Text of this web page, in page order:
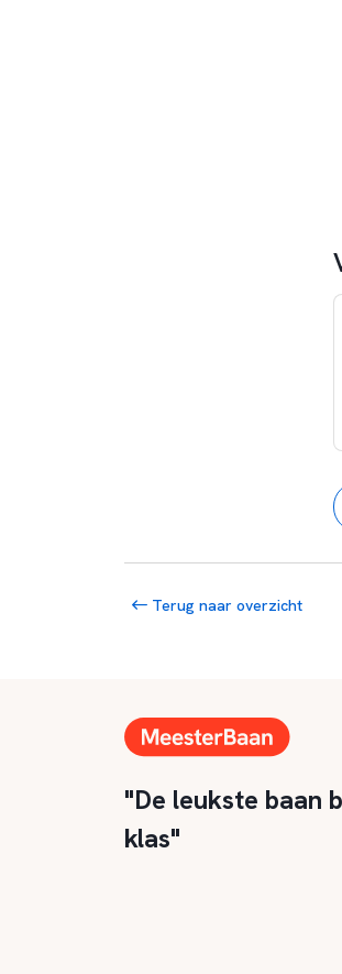
Terug naar overzicht
"De leukste baan
klas"